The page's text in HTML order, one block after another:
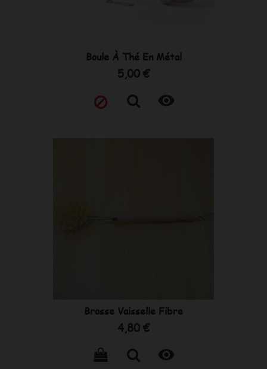
Boule À Thé En Métal
Prix
5,00 €

Brosse Vaisselle Fibre
Prix
4,80 €
